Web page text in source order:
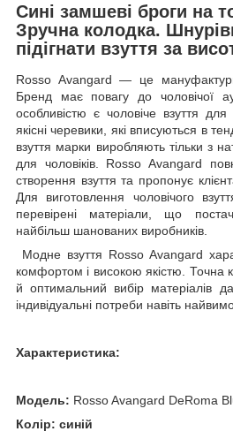
Сині замшеві броги на
Зручна колодка.
підігнати взуття за
Rosso Avangard — це
Бренд має повагу до чоловічої
особливістю є чоловіче взуття
якісні черевики, які вписуються в
взуття марки виробляють тільки з
для чоловіків. Rosso Avangard
створення взуття та пропонує
Для виготовлення чоловічого
перевірені матеріали, що
найбільш шанованих виробників.
Модне взуття Rosso Avangard
комфортом і високою якістю. Точна
й оптимальний вибір матеріалів
індивідуальні потреби навіть
Характеристика:
Модель: Rosso Avangard DeRoma
Колір: синій